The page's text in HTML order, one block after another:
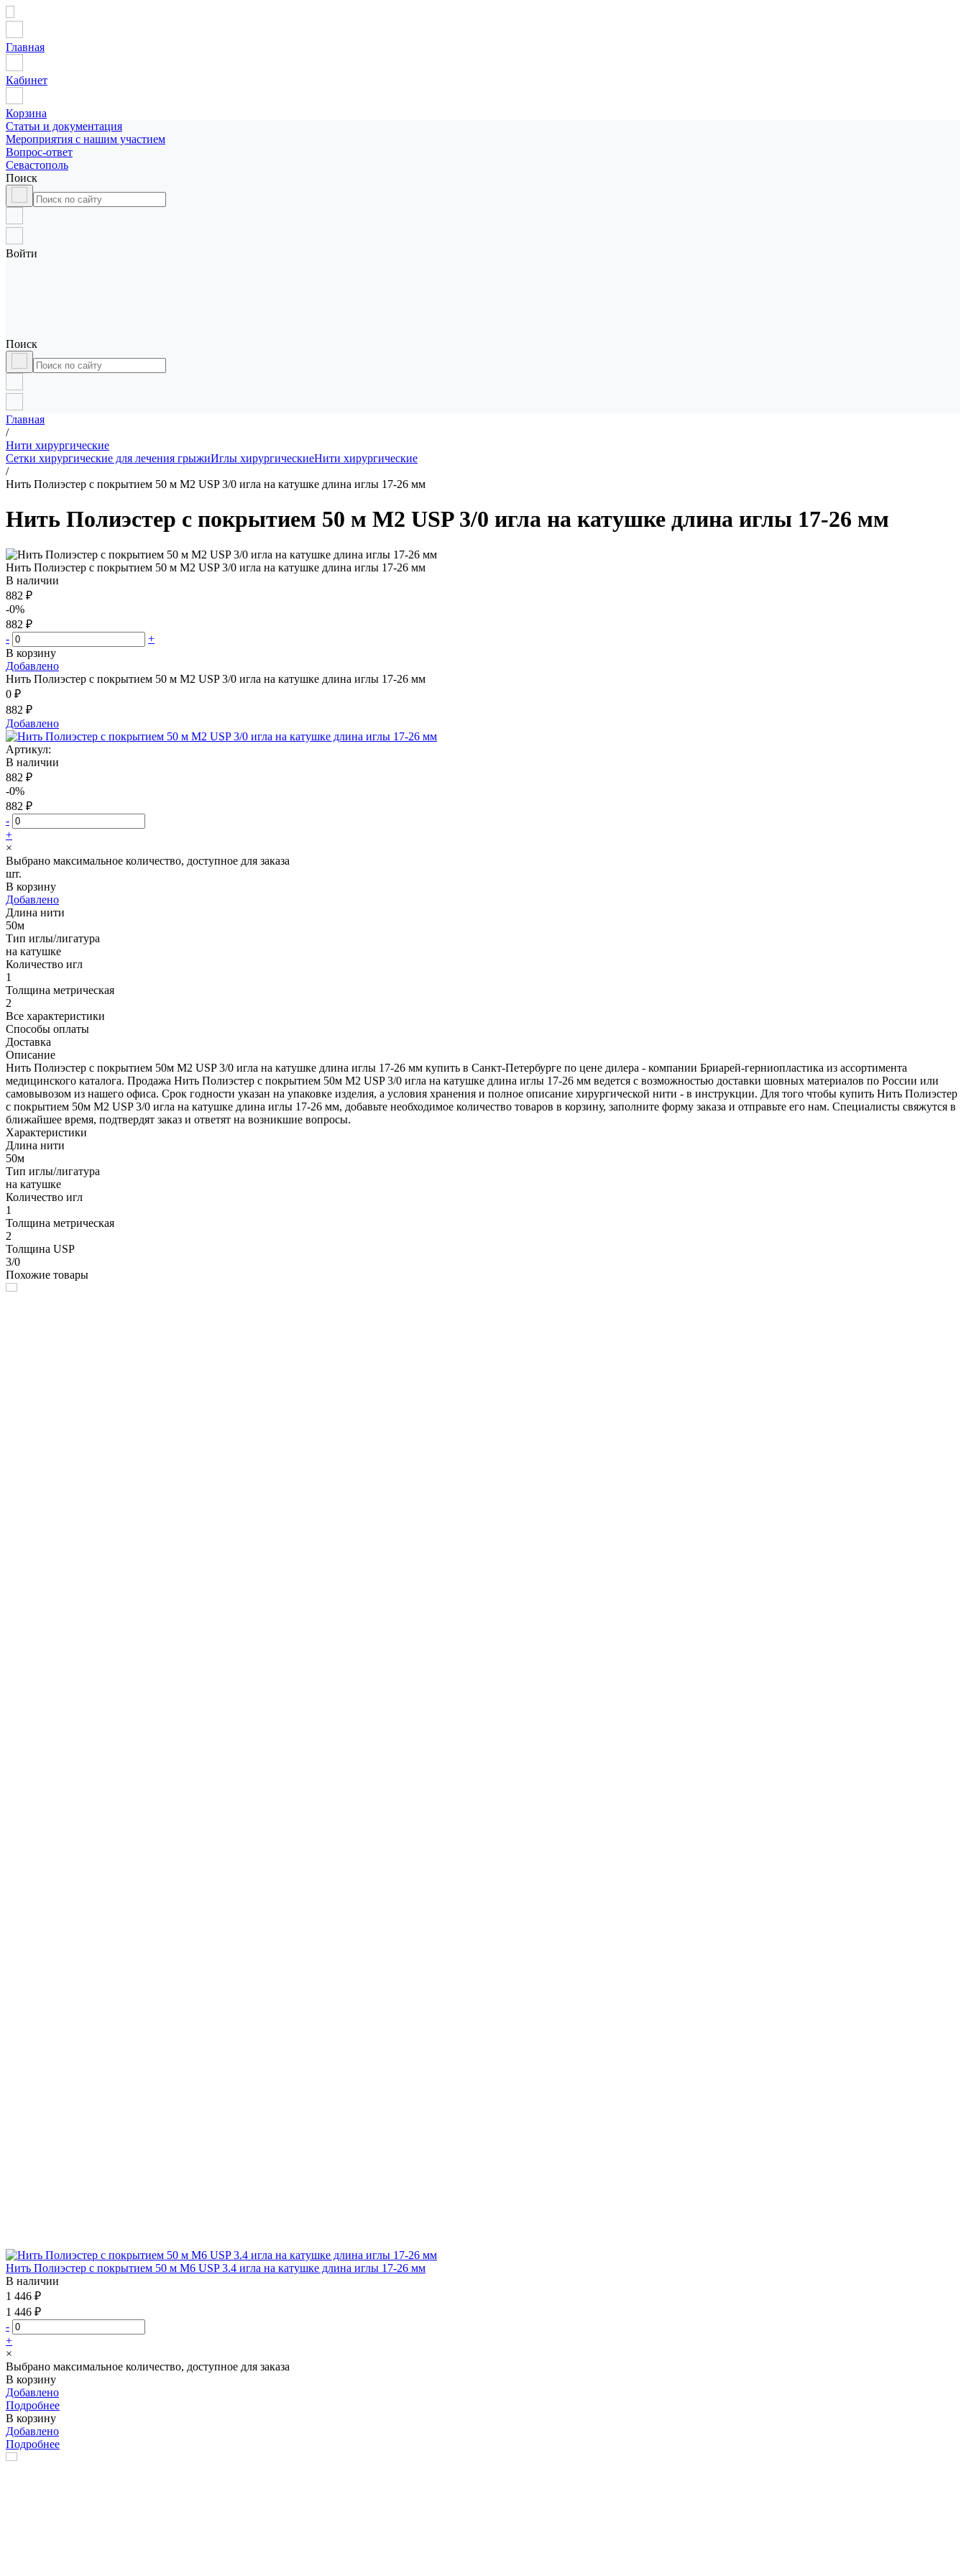
Главная
Кабинет
Корзина
Статьи и документация
Мероприятия с нашим участием
Вопрос-ответ
Севастополь
Поиск
Войти
Поиск
Главная
/
Нити хирургические
Сетки хирургические для лечения грыжиИглы хирургическиеНити хирургические
/
Нить Полиэстер с покрытием 50 м М2 USP 3/0 игла на катушке длина иглы 17-26 мм
Нить Полиэстер с покрытием 50 м М2 USP 3/0 игла на катушке длина иглы 17-26 мм
Нить Полиэстер с покрытием 50 м М2 USP 3/0 игла на катушке длина иглы 17-26 мм
В наличии
882 ₽
-0%
882 ₽
-
+
В корзину
Добавлено
Нить Полиэстер с покрытием 50 м М2 USP 3/0 игла на катушке длина иглы 17-26 мм
0 ₽
882 ₽
Добавлено
Артикул:
В наличии
882 ₽
-0%
882 ₽
-
+
×
Выбрано максимальное количество, доступное для заказа
шт.
В корзину
Добавлено
Длина нити
50м
Тип иглы/лигатура
на катушке
Количество игл
1
Толщина метрическая
2
Все характеристики
Способы оплаты
Доставка
Описание
Нить Полиэстер с покрытием 50м М2 USP 3/0 игла на катушке длина иглы 17-26 мм купить в Санкт-Петербурге по цене дилера - компании Бриарей-герниопластика из ассортимента
медицинского каталога. Продажа Нить Полиэстер с покрытием 50м М2 USP 3/0 игла на катушке длина иглы 17-26 мм ведется с возможностью доставки шовных материалов по России или
самовывозом из нашего офиса. Срок годности указан на упаковке изделия, а условия хранения и полное описание хирургической нити - в инструкции. Для того чтобы купить Нить Полиэстер
с покрытием 50м М2 USP 3/0 игла на катушке длина иглы 17-26 мм, добавьте необходимое количество товаров в корзину, заполните форму заказа и отправьте его нам. Специалисты свяжутся в
ближайшее время, подтвердят заказ и ответят на возникшие вопросы.
Характеристики
Длина нити
50м
Тип иглы/лигатура
на катушке
Количество игл
1
Толщина метрическая
2
Толщина USP
3/0
Похожие товары
Нить Полиэстер с покрытием 50 м М6 USP 3.4 игла на катушке длина иглы 17-26 мм
В наличии
1 446 ₽
1 446 ₽
-
+
×
Выбрано максимальное количество, доступное для заказа
В корзину
Добавлено
Подробнее
В корзину
Добавлено
Подробнее